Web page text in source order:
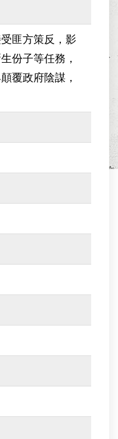
匪方策反，影
份子等任務，
覆政府陰謀，